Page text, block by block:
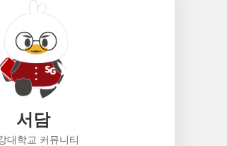
서담
대학교 커뮤니티